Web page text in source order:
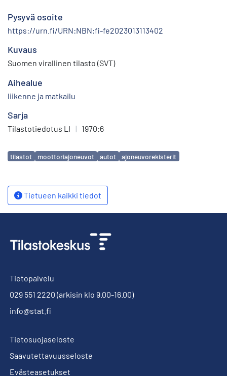
Pysyvä osoite
https://urn.fi/URN:NBN:fi-fe2023013113402
Kuvaus
Suomen virallinen tilasto (SVT)
Aihealue
liikenne ja matkailu
Sarja
Tilastotiedotus LI | 1970:6
Avainsanat
tilastot moottoriajoneuvot autot ajoneuvorekisterit
Tietueen kaikki tiedot
Tietopalvelu
029 551 2220 (arkisin klo 9.00-16.00)
info@stat.fi
Tietosuojaseloste
Saavutettavuusseloste
Evästeasetukset